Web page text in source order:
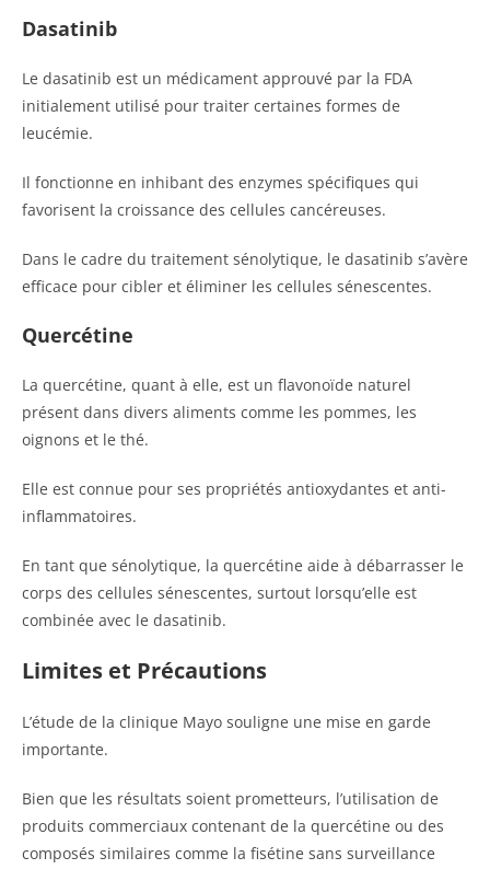
Dasatinib
Le dasatinib est un médicament approuvé par la FDA
initialement utilisé pour traiter certaines formes de
leucémie.
Il fonctionne en inhibant des enzymes spécifiques qui
favorisent la croissance des cellules cancéreuses.
Dans le cadre du traitement sénolytique, le dasatinib s’avère
efficace pour cibler et éliminer les cellules sénescentes.
Quercétine
La quercétine, quant à elle, est un flavonoïde naturel
présent dans divers aliments comme les pommes, les
oignons et le thé.
Elle est connue pour ses propriétés antioxydantes et anti-
inflammatoires.
En tant que sénolytique, la quercétine aide à débarrasser le
corps des cellules sénescentes, surtout lorsqu’elle est
combinée avec le dasatinib.
Limites et Précautions
L’étude de la clinique Mayo souligne une mise en garde
importante.
Bien que les résultats soient prometteurs, l’utilisation de
produits commerciaux contenant de la quercétine ou des
composés similaires comme la fisétine sans surveillance